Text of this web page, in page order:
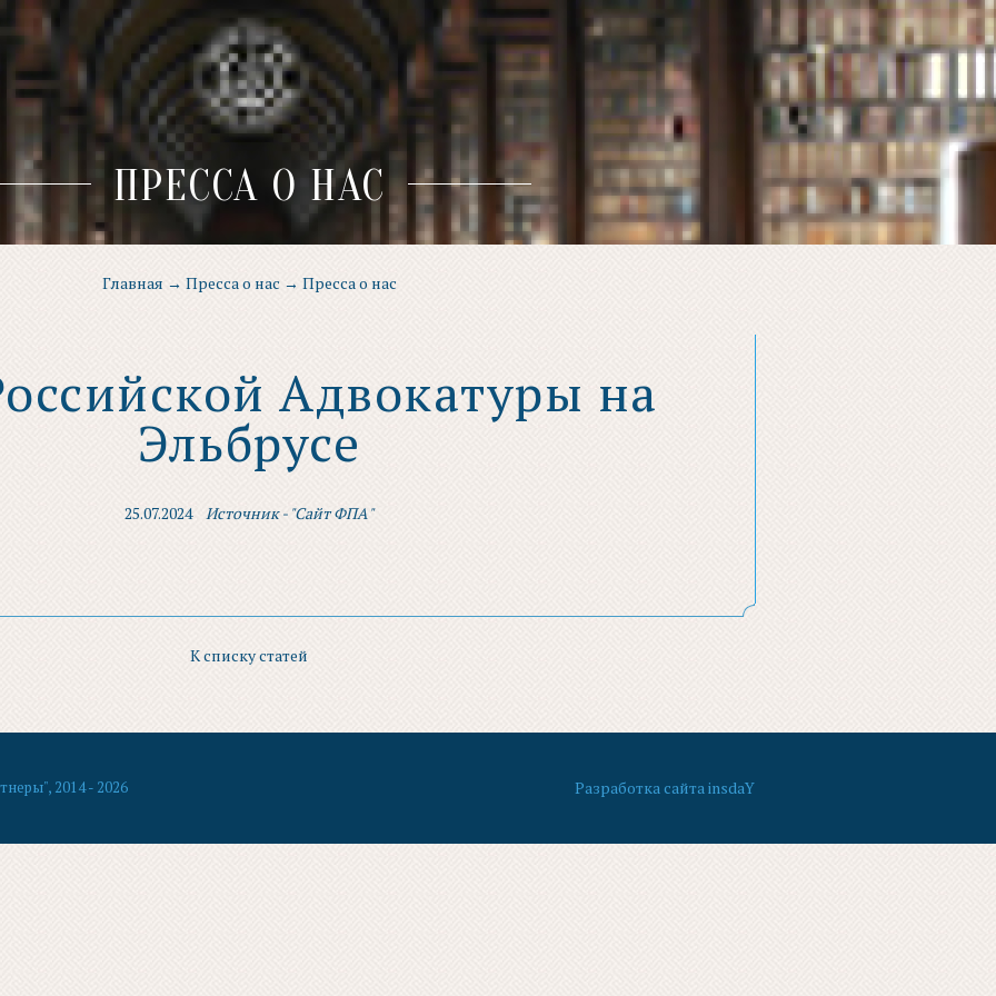
ПРЕССА О НАС
Главная → Пресса о нас → Пресса о нас
Адвокатуры на
Эльбрусе
25.07.2024 Источник - "Сайт ФПА"
К списку статей
2014 - 2026 Разработка сайта insdaY